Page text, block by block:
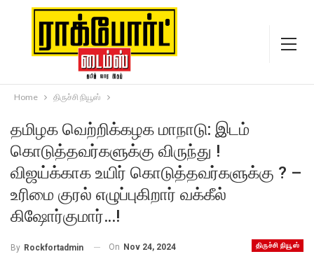
Home திருச்சி நியூஸ்
தமிழக வெற்றிக்கழக மாநாடு: இடம்
கொடுத்தவர்களுக்கு விருந்து !
விஜய்க்காக உயிர் கொடுத்தவர்களுக்கு ? –
உரிமை குரல் எழுப்புகிறார் வக்கீல்
கிஷோர்குமார்…!
திருச்சி நியூஸ்
By Rockfortadmin On Nov 24, 2024